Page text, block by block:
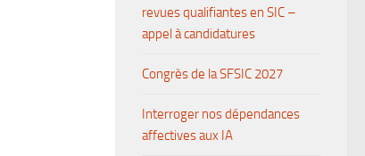
revues qualifiantes en SIC –
appel à candidatures
Congrès de la SFSIC 2027
Interroger nos dépendances
affectives aux IA